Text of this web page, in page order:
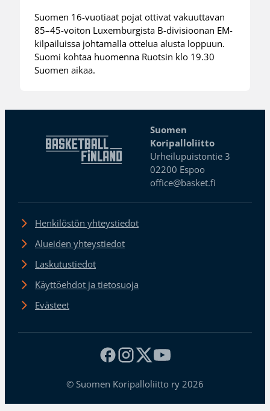
Suomen 16-vuotiaat pojat ottivat vakuuttavan
85–45-voiton Luxemburgista B-divisioonan EM-
kilpailuissa johtamalla ottelua alusta loppuun.
Suomi kohtaa huomenna Ruotsin klo 19.30
Suomen aikaa.
Suomen
Koripalloliitto
Urheilupuistontie 3
02200 Espoo
office@basket.fi
Henkilöstön yhteystiedot
Alueiden yhteystiedot
Laskutustiedot
Käyttöehdot ja tietosuoja
Evästeet
© Suomen Koripalloliitto ry 2026